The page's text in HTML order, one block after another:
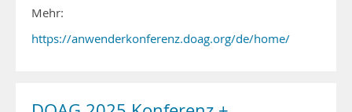
Mehr:
https://anwenderkonferenz.doag.org/de/home/